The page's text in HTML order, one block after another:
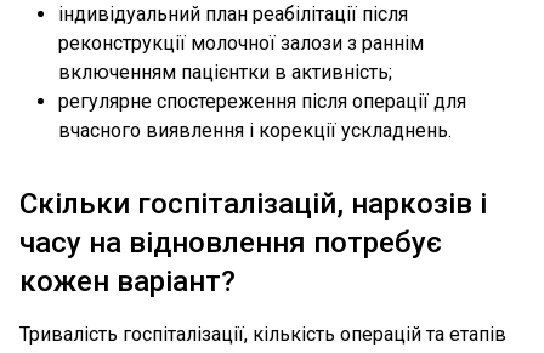
індивідуальний план реабілітації після
реконструкції молочної залози з раннім
включенням пацієнтки в активність;
регулярне спостереження після операції для
вчасного виявлення і корекції ускладнень.
Скільки госпіталізацій, наркозів і
часу на відновлення потребує
кожен варіант?
Тривалість госпіталізації, кількість операцій та етапів